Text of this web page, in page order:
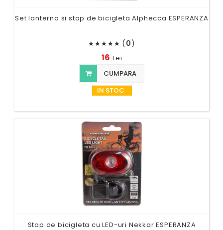
Set lanterna si stop de bicigleta Alphecca ESPERANZA
★★★★★ (0)
16 Lei
CUMPARA
IN STOC
Stop de bicigleta cu LED-uri Nekkar ESPERANZA